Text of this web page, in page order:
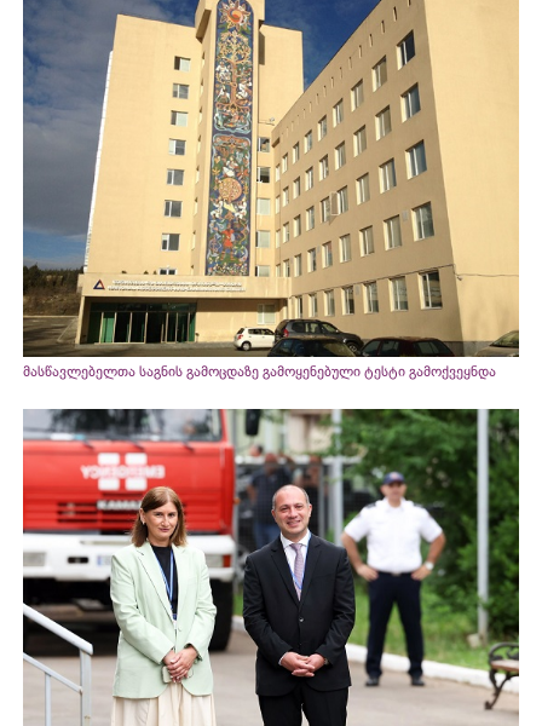
მასწავლებელთა საგნის გამოცდაზე გამოყენებული ტესტი გამოქვეყნდა